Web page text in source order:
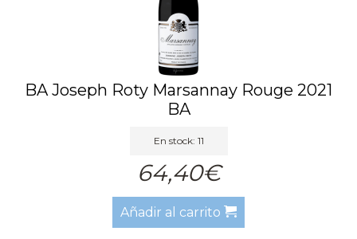
BA Joseph Roty Marsannay Rouge 2021
BA
En stock: 11
64,40€
Añadir al carrito